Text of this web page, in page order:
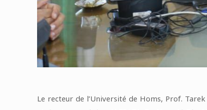
Le recteur de l’Université de Homs, Prof.